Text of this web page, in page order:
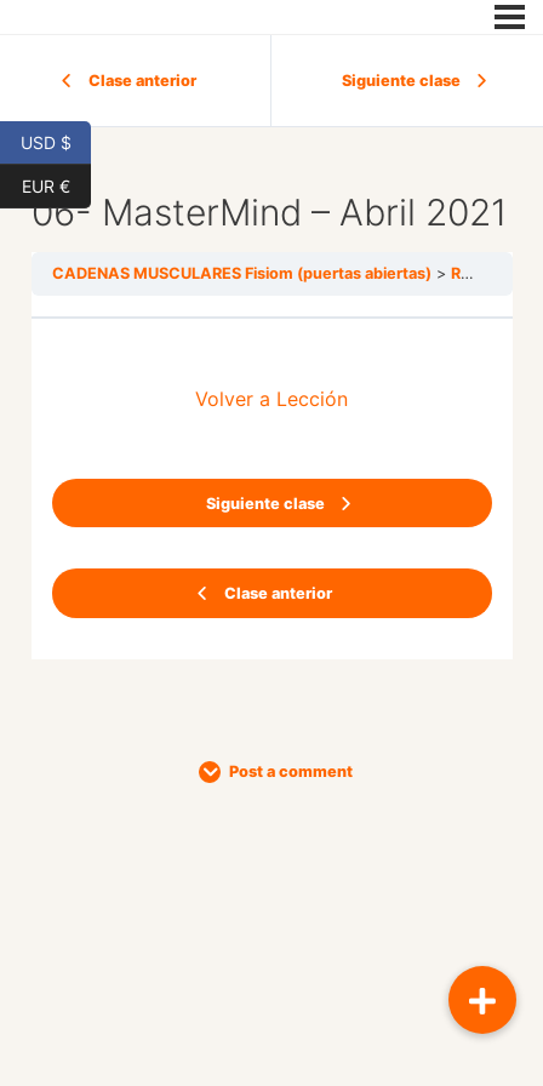
Clase anterior Siguiente clase
06- MasterMind – Abril 2021
CADENAS MUSCULARES Fisiom (puertas abiertas) REGALOS
Clase anterior
Volver a Lección
Siguiente clase
Post a comment
USD $
EUR €